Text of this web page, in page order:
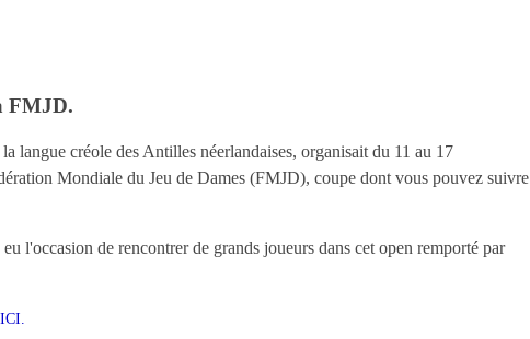
FMJD.
langue créole des Antilles néerlandaises, organisait du 11 au 17
Mondiale du Jeu de Dames (FMJD), coupe dont vous pouvez suivre
l'occasion de rencontrer de grands joueurs dans cet open remporté par
ICI